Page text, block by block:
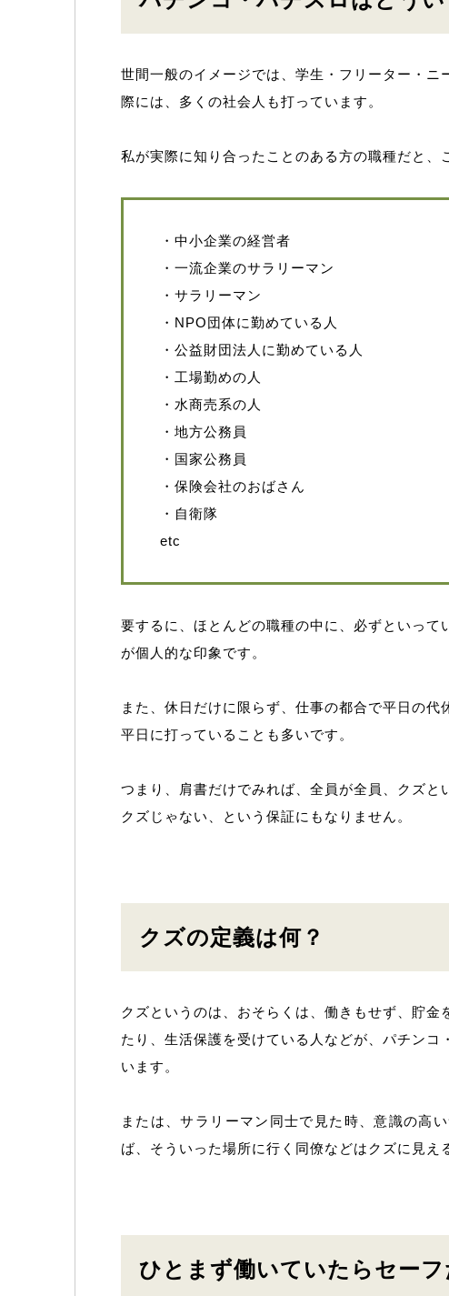
世間一般のイメージでは、学生・フリーター・
際には、多くの社会人も打っています。
私が実際に知り合ったことのある方の職種だと、
・中小企業の経営者
・一流企業のサラリーマン
・サラリーマン
・NPO団体に勤めている人
・公益財団法人に勤めている人
・工場勤めの人
・水商売系の人
・地方公務員
・国家公務員
・保険会社のおばさん
・自衛隊
etc
要するに、ほとんどの職種の中に、必ずといっ
が個人的な印象です。
また、休日だけに限らず、仕事の都合で平日の
平日に打っていることも多いです。
つまり、肩書だけでみれば、全員が全員、クズと
クズじゃない、という保証にもなりません。
クズの定義は何？
クズというのは、おそらくは、働きもせず、貯
たり、生活保護を受けている人などが、パチン
います。
または、サラリーマン同士で見た時、意識の高
ば、そういった場所に行く同僚などはクズに見え
ひとまず働いていたらセー